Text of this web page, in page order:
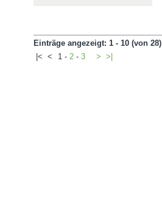
Einträge angezeigt: 1 - 10 (von 28)
|< < 1 - 2 - 3 > >|